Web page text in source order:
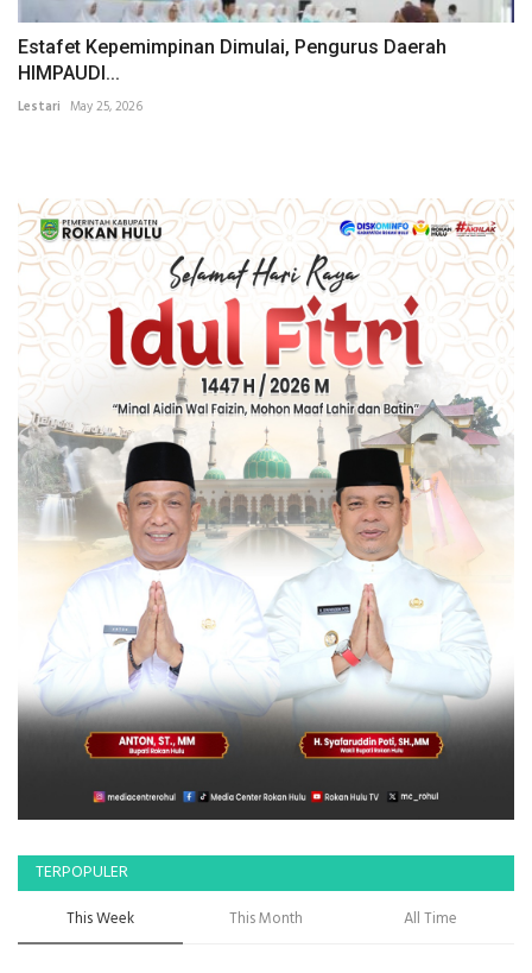
Estafet Kepemimpinan Dimulai, Pengurus Daerah
HIMPAUDI...
Lestari May 25, 2026
TERPOPULER
This Week This Month All Time